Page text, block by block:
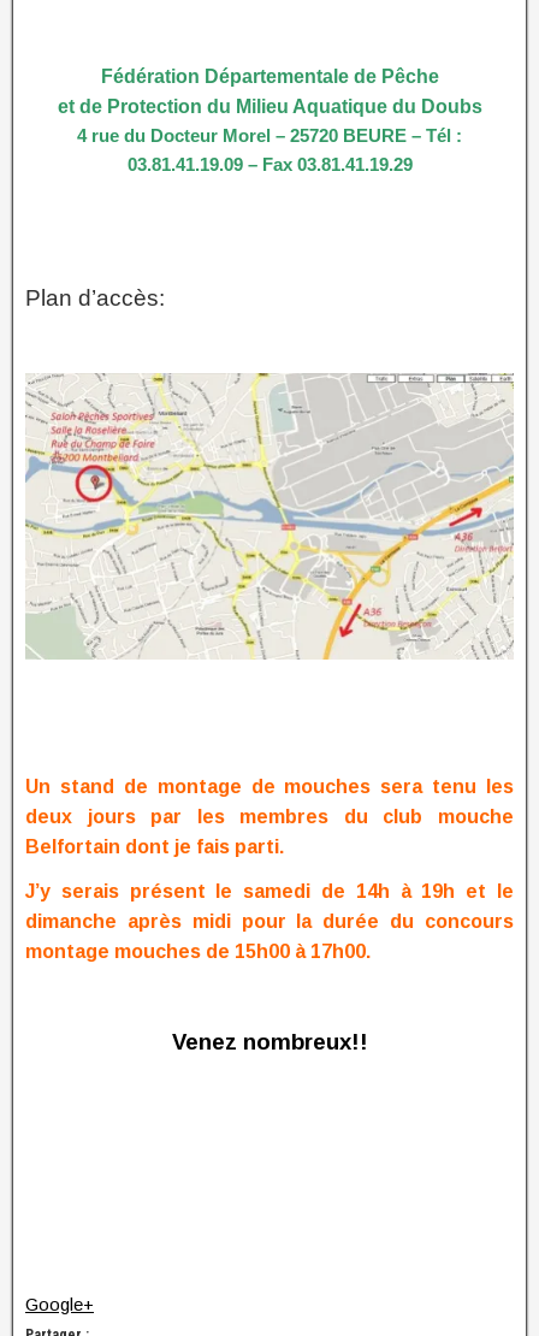
Fédération Départementale de Pêche
et de Protection du Milieu Aquatique du Doubs
4 rue du Docteur Morel – 25720 BEURE – Tél :
03.81.41.19.09 – Fax 03.81.41.19.29
Plan d’accès:
Un stand de montage de mouches sera tenu les
deux jours par les membres du club mouche
Belfortain dont je fais parti.
J’y serais présent le samedi de 14h à 19h et le
dimanche après midi pour la durée du concours
montage mouches de 15h00 à 17h00.
Venez nombreux!!
Google+